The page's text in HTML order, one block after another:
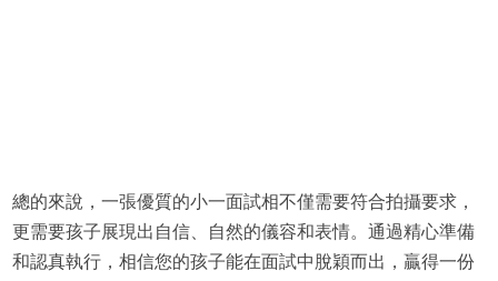
總的來說，一張優質的小一面試相不僅需要符合拍攝要求，
更需要孩子展現出自信、自然的儀容和表情。通過精心準備
和認真執行，相信您的孩子能在面試中脫穎而出，贏得一份